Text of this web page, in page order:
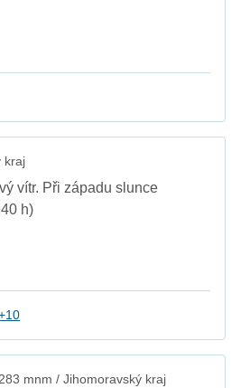
kraj
vítr. Při západu slunce
h)
mnm / Jihomoravský kraj